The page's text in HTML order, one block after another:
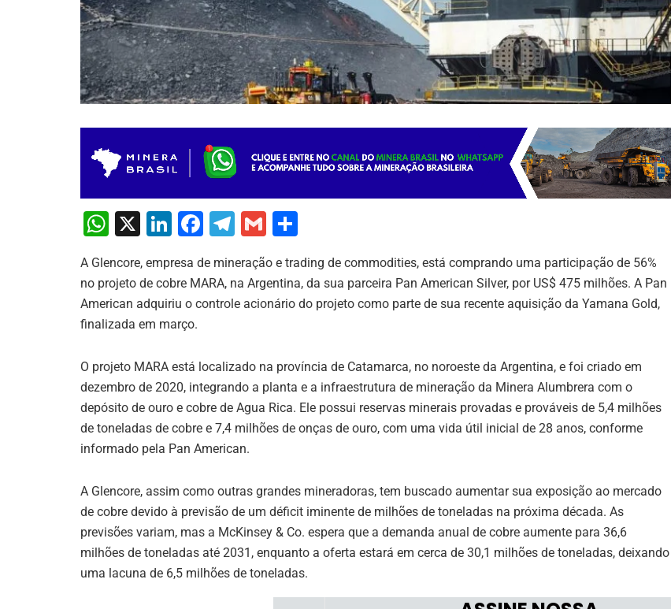
W
at
s
A
p
X
Li
k
e
dI
F
c
e
o
k
T
e
gr
G
ai
l
ar
e
A Glencore, empresa de mineração e trading de commodities, está comprando uma participação de 56%
no projeto de cobre MARA, na Argentina, da sua parceira Pan American Silver, por US$ 475 milhões. A Pan
American adquiriu o controle acionário do projeto como parte de sua recente aquisição da Yamana Gold,
finalizada em março.
O projeto MARA está localizado na província de Catamarca, no noroeste da Argentina, e foi criado em
dezembro de 2020, integrando a planta e a infraestrutura de mineração da Minera Alumbrera com o
depósito de ouro e cobre de Agua Rica. Ele possui reservas minerais provadas e prováveis de 5,4 milhões
de toneladas de cobre e 7,4 milhões de onças de ouro, com uma vida útil inicial de 28 anos, conforme
informado pela Pan American.
A Glencore, assim como outras grandes mineradoras, tem buscado aumentar sua exposição ao mercado
de cobre devido à previsão de um déficit iminente de milhões de toneladas na próxima década. As
previsões variam, mas a McKinsey & Co. espera que a demanda anual de cobre aumente para 36,6
milhões de toneladas até 2031, enquanto a oferta estará em cerca de 30,1 milhões de toneladas, deixando
uma lacuna de 6,5 milhões de toneladas.